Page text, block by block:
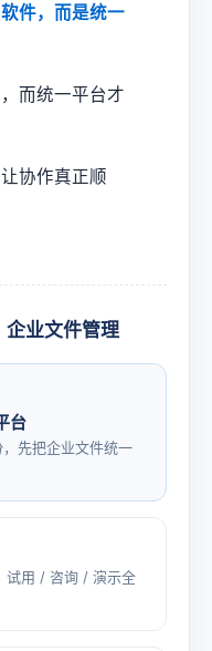
件，而是统一
而统一平台才
协作真正顺
企业文件管理
台
先把企业文件统一
试用 / 咨询 / 演示全